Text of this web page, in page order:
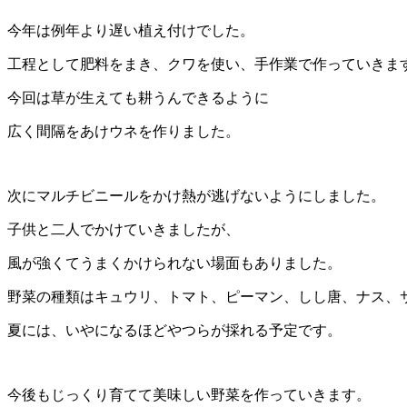
今年は例年より遅い植え付けでした。
工程として肥料をまき、クワを使い、手作業で作っていきま
今回は草が生えても耕うんできるように
広く間隔をあけウネを作りました。
次にマルチビニールをかけ熱が逃げないようにしました。
子供と二人でかけていきましたが、
風が強くてうまくかけられない場面もありました。
野菜の種類はキュウリ、トマト、ピーマン、しし唐、ナス、
夏には、いやになるほどやつらが採れる予定です。
今後もじっくり育てて美味しい野菜を作っていきます。